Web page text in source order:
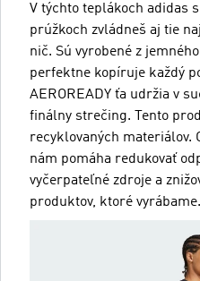
V týchto teplákoch adidas
prúžkoch zvládneš aj tie
nič. Sú vyrobené z
perfektne kopíruje každý
AEROREADY ťa udržia v
finálny strečing. Tento
recyklovaných materiálov.
nám pomáha redukovať
vyčerpateľné zdroje a
produktov, ktoré vyrábame.